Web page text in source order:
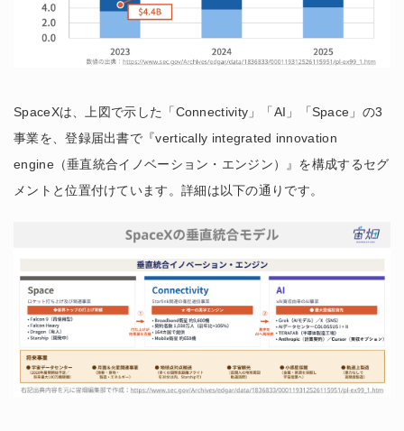
SpaceXは、上図で示した「Connectivity」「AI」「Space」の3
事業を、登録届出書で『vertically integrated innovation
engine（垂直統合イノベーション・エンジン）』を構成するセグ
メントと位置付けています。詳細は以下の通りです。